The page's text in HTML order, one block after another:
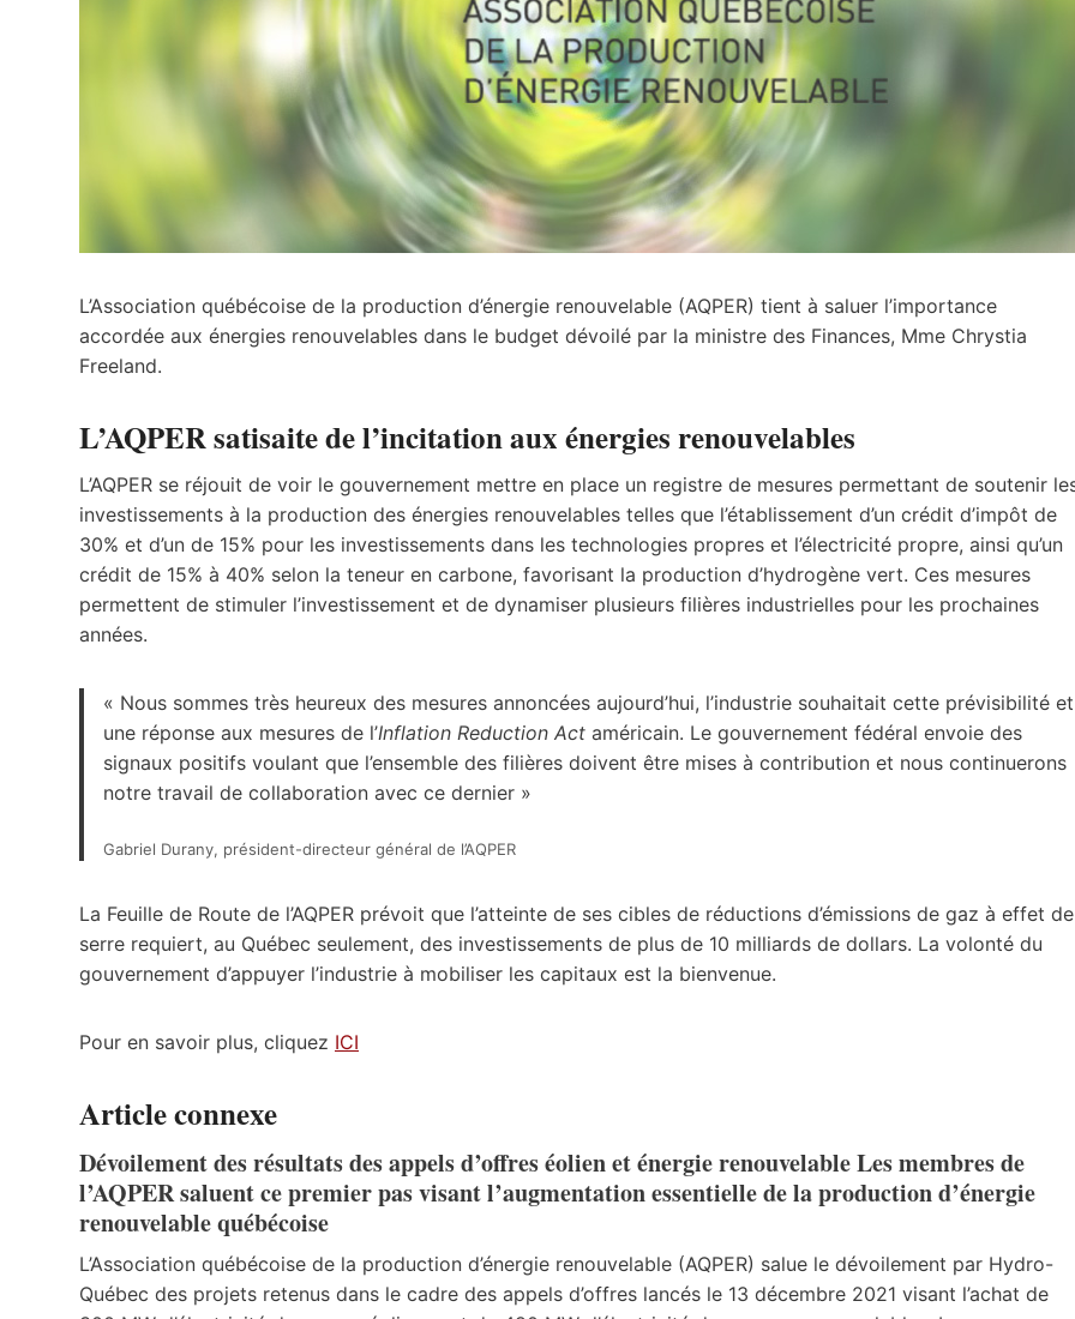
L’Association québécoise de la production d’énergie renouvelable (AQPER) tient à saluer l’importance
accordée aux énergies renouvelables dans le budget dévoilé par la ministre des Finances, Mme Chrystia
Freeland.
L’AQPER satisaite de l’incitation aux énergies renouvelables
L’AQPER se réjouit de voir le gouvernement mettre en place un registre de mesures permettant de soutenir
investissements à la production des énergies renouvelables telles que l’établissement d’un crédit d’impôt de
30% et d’un de 15% pour les investissements dans les technologies propres et l’électricité propre, ainsi qu’un
crédit de 15% à 40% selon la teneur en carbone, favorisant la production d’hydrogène vert. Ces mesures
permettent de stimuler l’investissement et de dynamiser plusieurs filières industrielles pour les prochaines
années.
« Nous sommes très heureux des mesures annoncées aujourd’hui, l’industrie souhaitait cette prévisibilité et
une réponse aux mesures de l’Inflation Reduction Act américain. Le gouvernement fédéral envoie des
signaux positifs voulant que l’ensemble des filières doivent être mises à contribution et nous continuerons
notre travail de collaboration avec ce dernier »
Gabriel Durany, président-directeur général de l’AQPER
La Feuille de Route de l’AQPER prévoit que l’atteinte de ses cibles de réductions d’émissions de gaz à effet de
serre requiert, au Québec seulement, des investissements de plus de 10 milliards de dollars. La volonté du
gouvernement d’appuyer l’industrie à mobiliser les capitaux est la bienvenue.
Pour en savoir plus, cliquez ICI
Article connexe
Dévoilement des résultats des appels d’offres éolien et énergie renouvelable Les membres de
l’AQPER saluent ce premier pas visant l’augmentation essentielle de la production d’énergie
renouvelable québécoise
L’Association québécoise de la production d’énergie renouvelable (AQPER) salue le dévoilement par Hydro-
Québec des projets retenus dans le cadre des appels d’offres lancés le 13 décembre 2021 visant l’achat de